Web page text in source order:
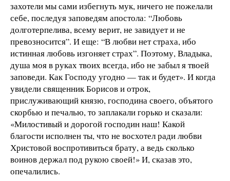
захотели мы сами избегнуть мук, ничего не пожелали
себе, последуя заповедям апостола: “Любовь
долготерпелива, всему верит, не завидует и не
превозносится”. И еще: “В любви нет страха, ибо
истинная любовь изгоняет страх”. Поэтому, Владыка,
душа моя в руках твоих всегда, ибо не забыл я твоей
заповеди. Как Господу угодно — так и будет». И когда
увидели священник Борисов и отрок,
прислуживающий князю, господина своего, объятого
скорбью и печалью, то заплакали горько и сказали:
«Милостивый и дорогой господин наш! Какой
благости исполнен ты, что не восхотел ради любви
Христовой воспротивиться брату, а ведь сколько
воинов держал под рукою своей!» И, сказав это,
опечалились.